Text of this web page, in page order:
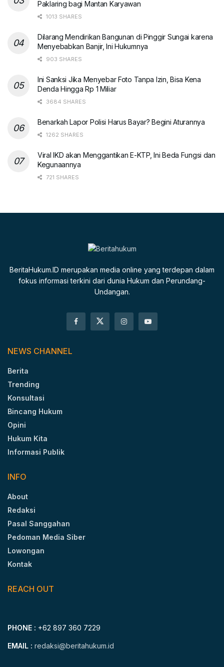
Paklaring bagi Mantan Karyawan
1013 SHARES
Dilarang Mendirikan Bangunan di Pinggir Sungai karena
Menyebabkan Banjir, Ini Hukumnya
903 SHARES
Ini Sanksi Jika Menyebar Foto Tanpa Izin, Bisa Kena
Denda Hingga Rp 1 Miliar
3684 SHARES
Benarkah Lapor Polisi Harus Bayar? Begini Aturannya
1262 SHARES
Viral IKD akan Menggantikan E-KTP, Ini Beda Fungsi dan
Kegunaannya
721 SHARES
BeritaHukum.ID merupakan media online yang terdepan dalam
fokus informasi terkini dari dunia Hukum dan Perundang-
Undangan.
NEWS CHANNEL
Berita
Trending
Konsultasi
Bincang Hukum
Opini
Hukum Kita
Informasi Publik
INFO
About
Redaksi
Pasal Sanggahan
Pedoman Media Siber
Lowongan
Kontak
REACH OUT
PHONE : +62 897 360 7229
EMAIL : redaksi@beritahukum.id